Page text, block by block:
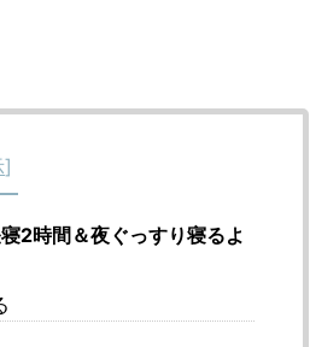
]
2時間＆夜ぐっすり寝るよ